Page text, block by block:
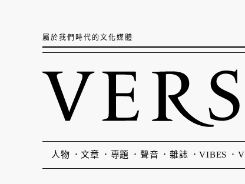
屬於我們時代的文化媒體
人物 文章 專題 聲音 雜誌 VIBES